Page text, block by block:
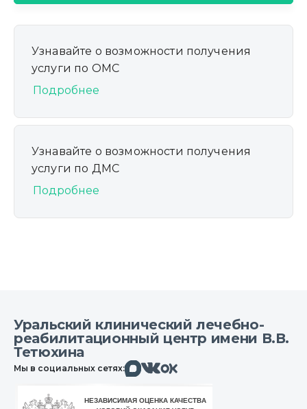
Узнавайте о возможности получения
услуги по ОМС
Подробнее
Узнавайте о возможности получения
услуги по ДМС
Подробнее
Уральский клинический лечебно-
реабилитационный центр имени В.В.
Тетюхина
Мы в социальных сетях:МаксВконтактеОдноклассники